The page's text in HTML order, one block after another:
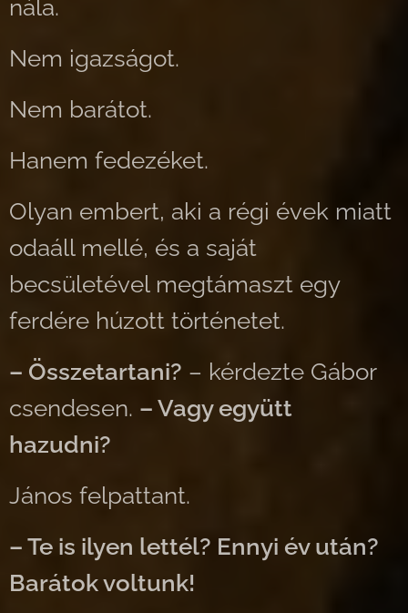
nála.
Nem igazságot.
Nem barátot.
Hanem fedezéket.
Olyan embert, aki a régi évek miatt
odaáll mellé, és a saját
becsületével megtámaszt egy
ferdére húzott történetet.
– Összetartani? – kérdezte Gábor
csendesen. – Vagy együtt
hazudni?
János felpattant.
– Te is ilyen lettél? Ennyi év után?
Barátok voltunk!